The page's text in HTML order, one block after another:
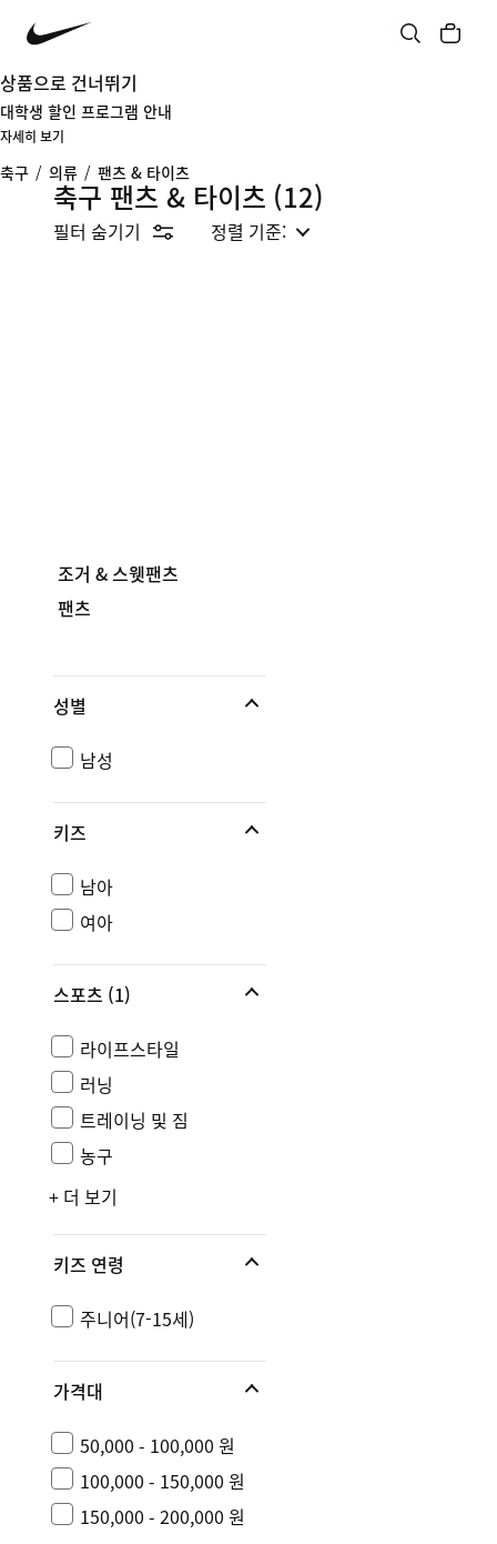
상품으로 건너뛰기
대학생 할인 프로그램 안내
자세히 보기
축구 / 의류 / 팬츠 & 타이츠
축구 팬츠 & 타이츠 (12)
필터 숨기기 정렬 기준:
조거 & 스웻팬츠
팬츠
성별
남성
키즈
남아
여아
스포츠 (1)
라이프스타일
러닝
트레이닝 및 짐
농구
+ 더 보기
키즈 연령
주니어(7-15세)
가격대
50,000 - 100,000 원
100,000 - 150,000 원
150,000 - 200,000 원